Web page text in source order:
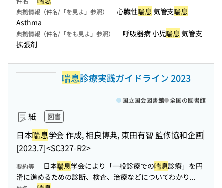
典拠情報（件名/「を見よ」参照） 心臓性喘息気管支喘息
Asthma
典拠情報（件名/「をも見よ」参照） 呼吸器病 小児喘息気管支
拡張剤
喘息診療実践ガイドライン 2023
紙 図書
日本喘息学会 作成, 相良博典, 東田有智 監修協和企画
[2023.7]<SC327-R2>
国立国会図書館 全国の図書館
要約等 日本喘息学会により「一般診療での喘息診療」を円
滑に進めるための診断、検査、治療などについてわかり...